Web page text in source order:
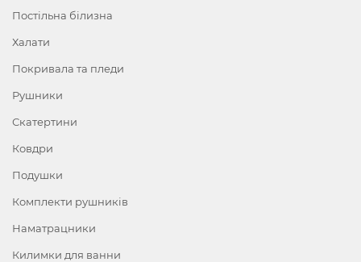
Постільна білизна
Халати
Покривала та пледи
Рушники
Скатертини
Ковдри
Подушки
Комплекти рушників
Наматрацники
Килимки для ванни